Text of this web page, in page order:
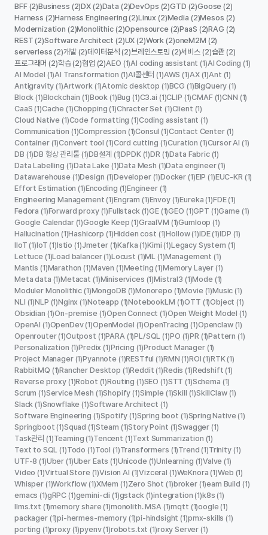
BFF (2)Business (2)DX (2)Data (2)DevOps (2)GTD (2)Goose (2)
Harness (2)Harness Engineering (2)Linux (2)Media (2)Mesos (2)
Modernization (2)Monolithic (2)Opensource (2)PaaS (2)RAG (2)
REST (2)Software Architect (2)UX (2)Work (2)oneM2M (2)
serverless (2)개발 (2)데이터분석 (2)브레인스토밍 (2)서비스 (2)습관 (2)
프로그래머 (2)학습 (2)협업 (2)AEO (1)AI coding assistant (1)AI Coding (1)
AI Model (1)AI Transformation (1)AI콜센터 (1)AWS (1)AX (1)Ant (1)
Antigravity (1)Artwork (1)Atomic desktop (1)BCG (1)BigQuery (1)
Block (1)Blockchain (1)Book (1)Bug (1)C3.ai (1)CLIP (1)CMAF (1)CNN (1)
CaaS (1)Cache (1)Chopping (1)Chracter Set (1)Client (1)
Cloud Native (1)Code formatting (1)Coding assistant (1)
Communication (1)Compression (1)Consul (1)Contact Center (1)
Container (1)Convert tool (1)Cord cutting (1)Curation (1)Cursor AI (1)
DB (1)DB 형상 관리툴 (1)DB설계 (1)DPDK (1)DR (1)Data Fabric (1)
Data Labelling (1)Data Lake (1)Data Mesh (1)Data engineer (1)
Datawarehouse (1)Design (1)Developer (1)Docker (1)EIP (1)EUC-KR (1)
Effort Estimation (1)Encoding (1)Engineer (1)
Engineering Management (1)Engram (1)Envoy (1)Eureka (1)FDE (1)
Fedora (1)Forward proxy (1)Fullstack (1)GE (1)GEO (1)GPT (1)Game (1)
Google Calendar (1)Google Keep (1)GraalVM (1)Gumloop (1)
Hallucination (1)Hashicorp (1)Hidden cost (1)Hollow (1)IDE (1)IDP (1)
IIoT (1)IoT (1)Istio (1)Jmeter (1)Kafka (1)Kimi (1)Legacy System (1)
Lettuce (1)Load balancer (1)Locust (1)ML (1)Management (1)
Mantis (1)Marathon (1)Maven (1)Meeting (1)Memory Layer (1)
Meta data (1)Metacat (1)Miniservices (1)Mistral3 (1)Mode (1)
Moduler Monolithic (1)MongoDB (1)Monorepo (1)Movie (1)Music (1)
NLI (1)NLP (1)Nginx (1)Noteapp (1)NotebookLM (1)OTT (1)Object (1)
Obsidian (1)On-premise (1)Open Connect (1)Open Weight Model (1)
OpenAI (1)OpenDev (1)OpenModel (1)OpenTracing (1)Openclaw (1)
Openrouter (1)Outpost (1)PARA (1)PL/SQL (1)PO (1)PR (1)Pattern (1)
Personalization (1)Predix (1)Pricing (1)Product Manager (1)
Project Manager (1)Pyannote (1)RESTful (1)RMN (1)ROI (1)RTK (1)
RabbitMQ (1)Rancher Desktop (1)Reddit (1)Redis (1)Redshift (1)
Reverse proxy (1)Robot (1)Routing (1)SEO (1)STT (1)Schema (1)
Scrum (1)Service Mesh (1)Shopify (1)Simple (1)Skill (1)SkillClaw (1)
Slack (1)Snowflake (1)Software Architect (1)
Software Engineering (1)Spotify (1)Spring boot (1)Spring Native (1)
Springboot (1)Squad (1)Steam (1)Story Point (1)Swagger (1)
Task관리 (1)Teaming (1)Tencent (1)Text Summarization (1)
Text to SQL (1)Todo (1)Tool (1)Transformers (1)Trend (1)Trinity (1)
UTF-8 (1)Uber (1)Uber Eats (1)Unicode (1)Unlearning (1)Valve (1)
Video (1)Virtual Store (1)Vision AI (1)Vizceral (1)WeKnora (1)Web (1)
Whisper (1)Workflow (1)XMem (1)Zero Shot (1)broker (1)eam Build (1)
emacs (1)gRPC (1)gemini-cli (1)gstack (1)integration (1)k8s (1)
llms.txt (1)memory share (1)monolith. MSA (1)mqtt (1)oogle (1)
packager (1)pi-hermes-memory (1)pi-hindsight (1)pmx-skills (1)
porting (1)proxy (1)pyenv (1)robots.txt (1)roxy Server (1)